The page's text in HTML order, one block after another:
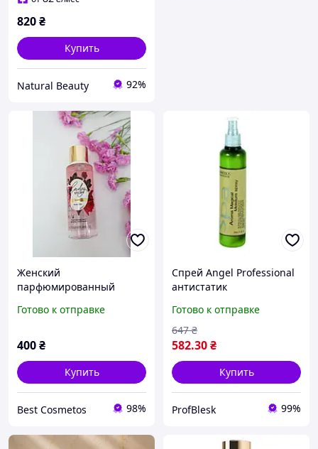
820₴
Купить
Natural Beauty 92%
Женский
парфюмированный
STORM, 250 мл
Готово к отправке
400₴
Купить
Best Cosmetos 98%
Спрей Angel Professional
антистатик
волшебство 250 мл
Готово к отправке
582.30₴
647 ₴
Купить
ProfBlesk 99%